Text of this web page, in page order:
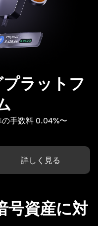
ラットフ
手数料 0.04%〜
詳しく見る
号資産に対